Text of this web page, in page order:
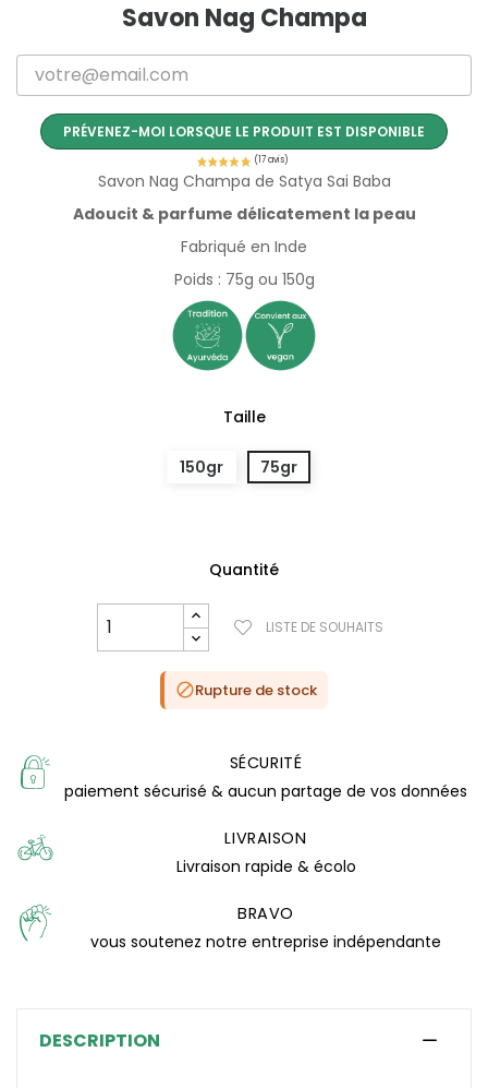
Savon Nag Champa
PRÉVENEZ-MOI LORSQUE LE PRODUIT EST DISPONIBLE
(17 avis)
Savon Nag Champa de Satya Sai Baba
Adoucit & parfume délicatement la peau
Fabriqué en Inde
Poids : 75g ou 150g
Taille
150gr 75gr
Quantité
LISTE DE SOUHAITS
Rupture de stock
SÉCURITÉ
paiement sécurisé & aucun partage de vos données
LIVRAISON
Livraison rapide & écolo
BRAVO
vous soutenez notre entreprise indépendante
DESCRIPTION